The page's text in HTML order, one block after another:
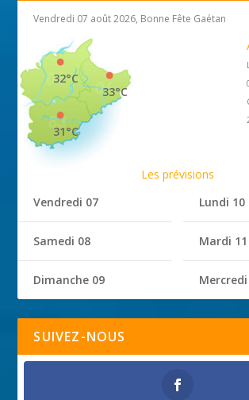
Vendredi 07 août 2026, Bonne Fête Gaétan
33°C
32°C
31°C
Les prévisions
Vendredi 07
Samedi 08
Dimanche 09
Lundi 10
Mardi 11
SUIVEZ-NOUS